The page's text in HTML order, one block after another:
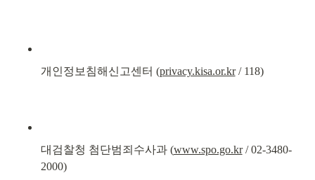
개인정보침해신고센터 (privacy.kisa.or.kr / 118)
대검찰청 첨단범죄수사과 (www.spo.go.kr / 02-3480-
2000)